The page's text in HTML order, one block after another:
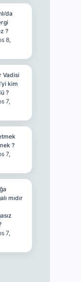
?
8,
Vadisi
kim
?
7,
?
7,
mıdır
7,